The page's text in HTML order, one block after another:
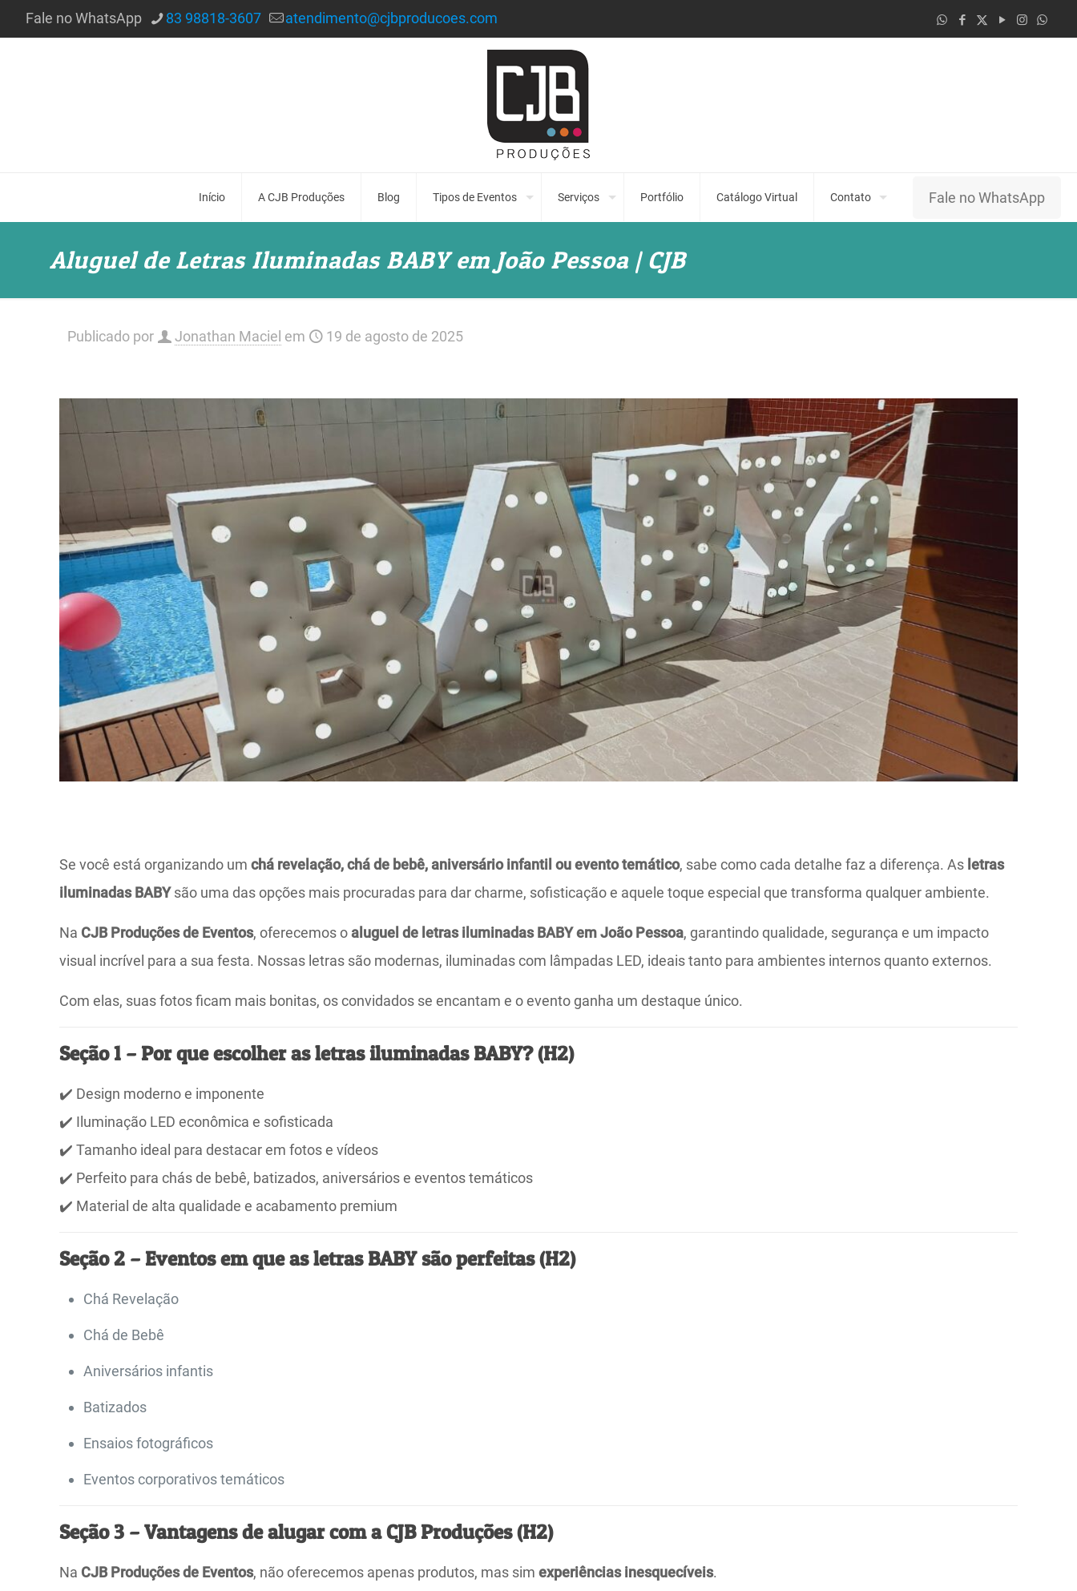
Fale no WhatsApp 83 98818-3607 atendimento@cjbproducoes.com
Início A CJB Produções Blog Tipos de Eventos Serviços Portfólio Catálogo Virtual Contato Fale no WhatsApp
Aluguel de Letras Iluminadas BABY em João Pessoa | CJB
Publicado por Jonathan Maciel em 19 de agosto de 2025
Se você está organizando umchá revelação, chá de bebê, aniversário infantil ou evento temático, sabe como cada detalhe faz a diferença. As letras
iluminadas BABYsão uma das opções mais procuradas para dar charme, sofisticação e aquele toque especial que transforma qualquer ambiente.
Na CJB Produções de Eventos, oferecemos oaluguel de letras iluminadas BABY em João Pessoa, garantindo qualidade, segurança e um impacto
visual incrível para a sua festa. Nossas letras são modernas, iluminadas com lâmpadas LED, ideais tanto para ambientes internos quanto externos.
Com elas, suas fotos ficam mais bonitas, os convidados se encantam e o evento ganha um destaque único.
Seção 1 – Por que escolher as letras iluminadas BABY? (H2)
✔️ Design moderno e imponente
✔️ Iluminação LED econômica e sofisticada
✔️ Tamanho ideal para destacar em fotos e vídeos
✔️ Perfeito para chás de bebê, batizados, aniversários e eventos temáticos
✔️ Material de alta qualidade e acabamento premium
Seção 2 – Eventos em que as letras BABY são perfeitas (H2)
Chá Revelação
Chá de Bebê
Aniversários infantis
Batizados
Ensaios fotográficos
Eventos corporativos temáticos
Seção 3 – Vantagens de alugar com a CJB Produções (H2)
Na CJB Produções de Eventos, não oferecemos apenas produtos, mas simexperiências inesquecíveis.